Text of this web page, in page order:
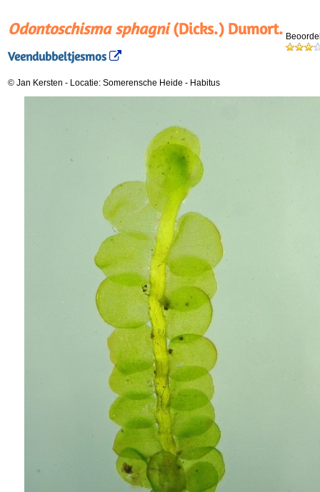
Odontoschisma sphagni(Dicks.) Dumort.
Veendubbeltjesmos
© Jan Kersten - Locatie: Somerensche Heide - Habitus